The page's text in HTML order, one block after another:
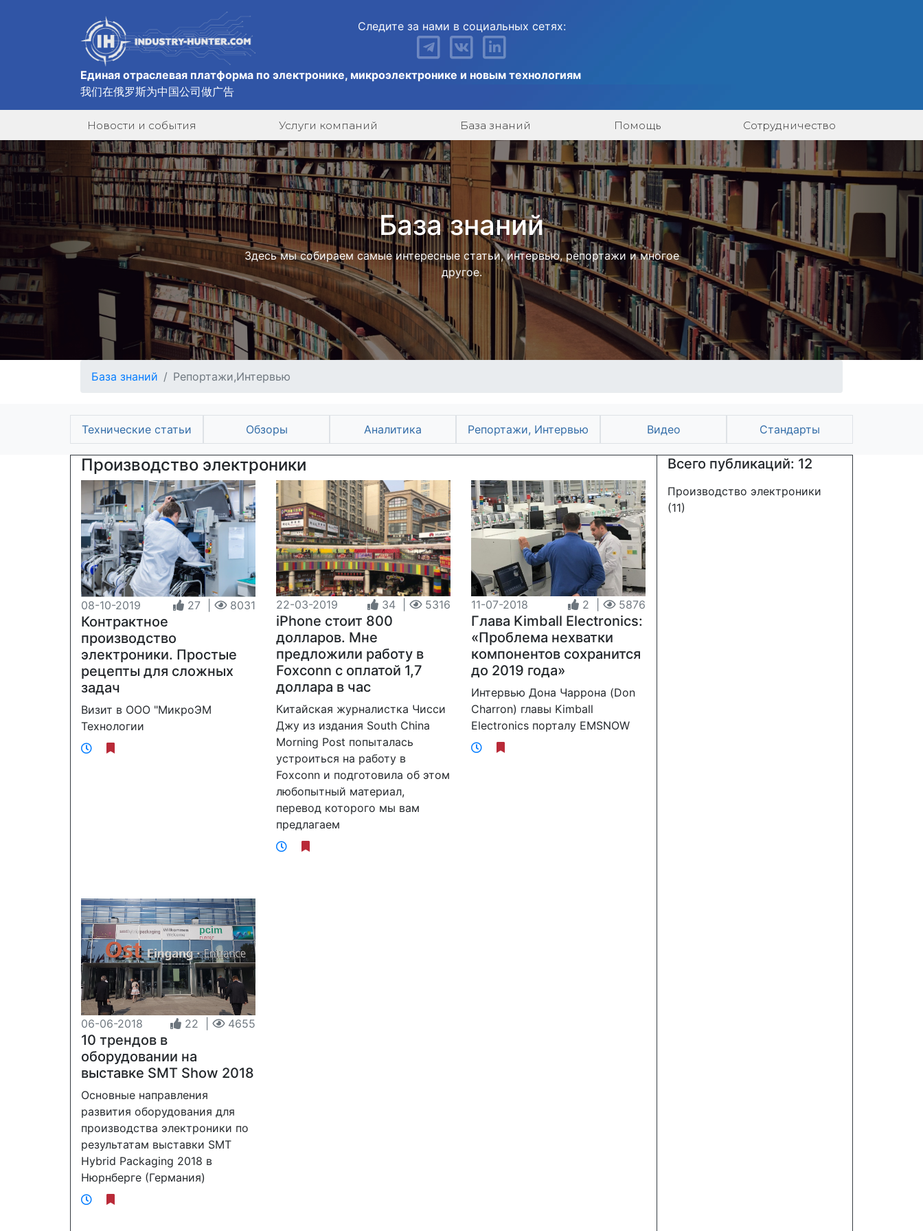
Следите за нами в социальных сетях:
Единая отраслевая платформа по электронике, микроэлектронике и новым технологиям
我们在俄罗斯为中国公司做广告
Новости и события Услуги компаний База знаний Помощь Сотрудничество
База знаний
Здесь мы собираем самые интересные статьи, интервью, репортажи и многое
другое.
База знаний Репортажи,Интервью
Технические статьи Обзоры Аналитика Репортажи, Интервью Видео Стандарты
Производство электроники
08-10-2019 27 | 8031
Контрактное
производство
электроники. Простые
рецепты для сложных
задач
Визит в ООО "МикроЭМ
Технологии
22-03-2019 34 | 5316
iPhone стоит 800
долларов. Мне
предложили работу в
Foxconn с оплатой 1,7
доллара в час
Китайская журналистка Чисси
Джу из издания South China
Morning Post попыталась
устроиться на работу в
Foxconn и подготовила об этом
любопытный материал,
перевод которого мы вам
предлагаем
11-07-2018 2 | 5876
Глава Kimball Electronics:
«Проблема нехватки
компонентов сохранится
до 2019 года»
Интервью Дона Чаррона (Don
Charron) главы Kimball
Electronics порталу EMSNOW
06-06-2018 22 | 4655
10 трендов в
оборудовании на
выставке SMT Show 2018
Основные направления
развития оборудования для
производства электроники по
результатам выставки SMT
Hybrid Packaging 2018 в
Нюрнберге (Германия)
Всего публикаций: 12
Производство электроники
(11)